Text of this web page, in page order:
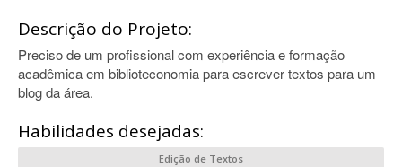
Descrição do Projeto:
Preciso de um profissional com experiência e formação
acadêmica em biblioteconomia para escrever textos para um
blog da área.
Habilidades desejadas:
Edição de Textos